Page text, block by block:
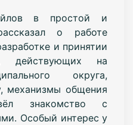
в простой и
о работе
и принятии
действующих на
округа,
механизмы общения
знакомство с
Особый интерес у